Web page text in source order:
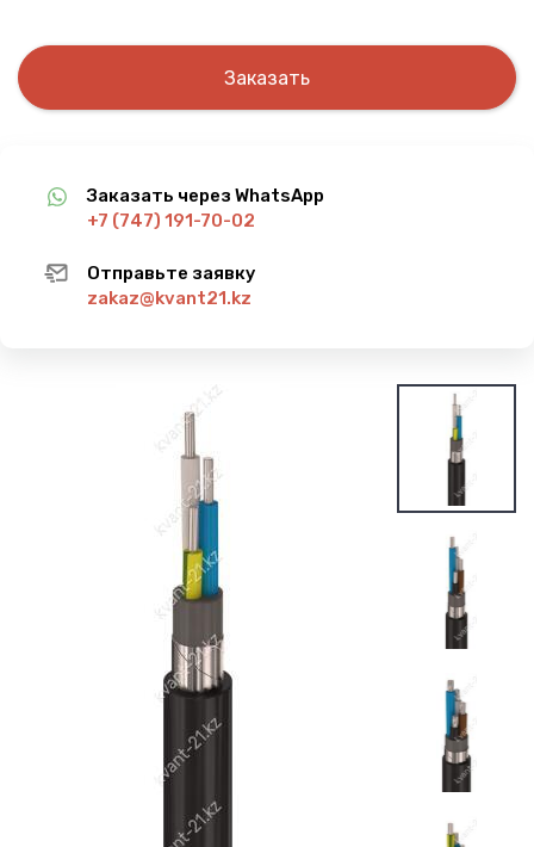
Заказать
Заказать через WhatsApp
+7 (747) 191-70-02
Отправьте заявку
zakaz@kvant21.kz